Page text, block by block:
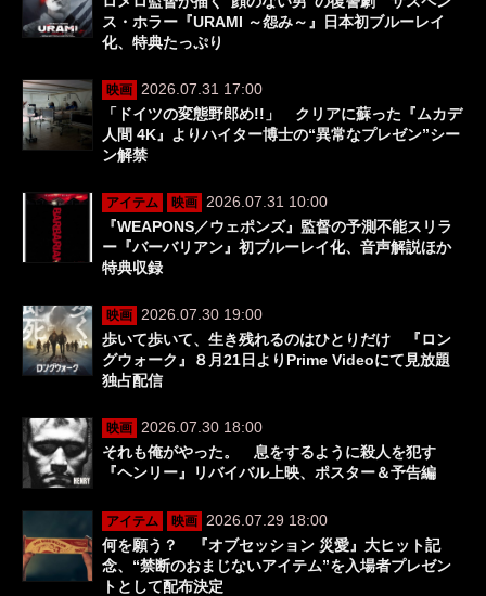
ス・ホラー『URAMI ～怨み～』日本初ブルーレイ
化、特典たっぷり
映画
2026.07.31 17:00
「ドイツの変態野郎め!!」 クリアに蘇った『ムカデ
人間 4K』よりハイター博士の“異常なプレゼン”シー
ン解禁
アイテム 映画
2026.07.31 10:00
『WEAPONS／ウェポンズ』監督の予測不能スリラ
ー『バーバリアン』初ブルーレイ化、音声解説ほか
特典収録
映画
2026.07.30 19:00
歩いて歩いて、生き残れるのはひとりだけ 『ロン
グウォーク』８月21日よりPrime Videoにて見放題
独占配信
映画
2026.07.30 18:00
それも俺がやった。 息をするように殺人を犯す
『ヘンリー』リバイバル上映、ポスター＆予告編
アイテム 映画
2026.07.29 18:00
何を願う？ 『オブセッション 災愛』大ヒット記
念、“禁断のおまじないアイテム”を入場者プレゼン
トとして配布決定